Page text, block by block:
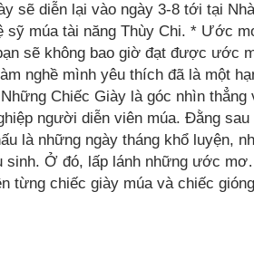
sẽ diễn lại vào ngày 3-8 tới tại
sỹ múa tài năng Thùy Chi. * Ước
sẽ không bao giờ đạt được ước
nghề mình yêu thích đã là một
Chiếc Giày là góc nhìn
người diễn viên múa. Đằng sau
là những ngày tháng khổ luyện,
sinh. Ở đó, lấp lánh những ước
từng chiếc giày múa và chiếc